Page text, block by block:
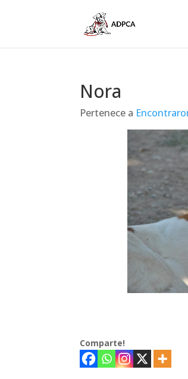
Nora
Pertenece a
Comparte!